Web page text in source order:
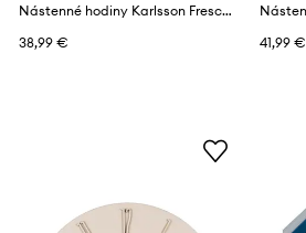
Nástenné hodiny Karlsson Fresco 31,5 cm
38,99 €
41,99 €